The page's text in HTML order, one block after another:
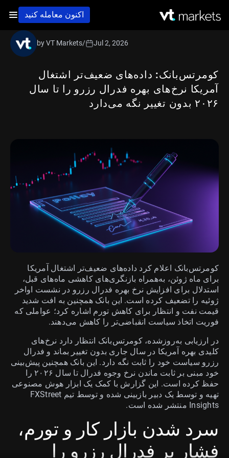
اکنون معامله کنید
کومرتس‌بانک: داده‌های ضعیف‌تر اشتغال
آمریکا نرخ‌های بهره فدرال رزرو را تا سال
۲۰۲۶ بدون تغییر نگه می‌دارد
by VT Markets/ Jul 2, 2026
کومرتس‌بانک اعلام کرد داده‌های ضعیف‌تر اشتغال آمریکا
برای ماه ژوئن، به‌همراه بازنگری‌های کاهشی ماه‌های قبل،
استدلال برای افزایش نرخ بهره فدرال رزرو در نشست اواخر
ژوئیه را تضعیف کرده است. این بانک همچنین به افت شدید
قیمت نفت و انتظار برای کاهش تورم اشاره کرد؛ عواملی که
فوریت اتخاذ سیاست انقباضی‌تر را کاهش می‌دهند.
در ارزیابی به‌روزشده، کومرتس‌بانک انتظار دارد نرخ‌های
کلیدی بهره آمریکا در سال جاری بدون تغییر بماند و فدرال
رزرو سیاست خود را ثابت نگه دارد. این بانک همچنین پیش‌بینی
خود مبنی بر ثابت ماندن نرخ وجوه فدرال تا سال ۲۰۲۶ را
حفظ کرده است. این گزارش با کمک یک ابزار هوش مصنوعی
تهیه و توسط یک دبیر بازبینی شده و توسط تیم FXStreet
Insights منتشر شده است.
سرد شدن بازار کار و تورم،
فشار بر فدرال رزرو را